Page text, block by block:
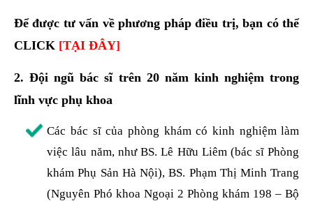
Để được tư vấn về phương pháp điều trị, bạn có thể
CLICK [TẠI ĐÂY]
2. Đội ngũ bác sĩ trên 20 năm kinh nghiệm trong
lĩnh vực phụ khoa
Các bác sĩ của phòng khám có kinh nghiệm làm
việc lâu năm, như BS. Lê Hữu Liêm (bác sĩ Phòng
khám Phụ Sản Hà Nội), BS. Phạm Thị Minh Trang
(Nguyên Phó khoa Ngoại 2 Phòng khám 198 – Bộ